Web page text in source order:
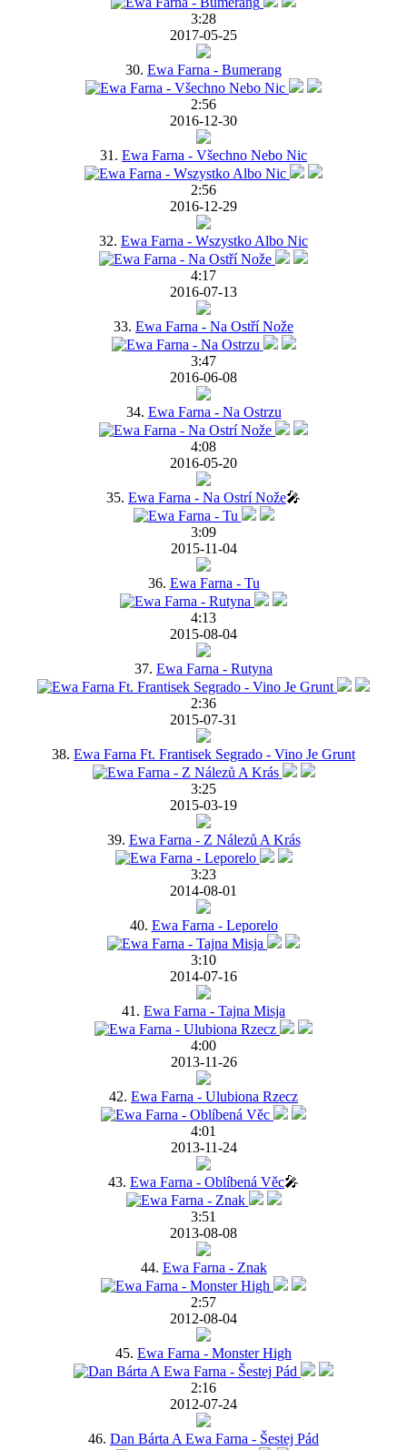
3:28
2017-05-25
30. Ewa Farna - Bumerang
2:56
2016-12-30
31. Ewa Farna - Všechno Nebo Nic
2:56
2016-12-29
32. Ewa Farna - Wszystko Albo Nic
4:17
2016-07-13
33. Ewa Farna - Na Ostří Nože
3:47
2016-06-08
34. Ewa Farna - Na Ostrzu
4:08
2016-05-20
35. Ewa Farna - Na Ostrí Nože🎤
3:09
2015-11-04
36. Ewa Farna - Tu
4:13
2015-08-04
37. Ewa Farna - Rutyna
2:36
2015-07-31
38. Ewa Farna Ft. Frantisek Segrado - Vino Je Grunt
3:25
2015-03-19
39. Ewa Farna - Z Nálezů A Krás
3:23
2014-08-01
40. Ewa Farna - Leporelo
3:10
2014-07-16
41. Ewa Farna - Tajna Misja
4:00
2013-11-26
42. Ewa Farna - Ulubiona Rzecz
4:01
2013-11-24
43. Ewa Farna - Oblíbená Věc🎤
3:51
2013-08-08
44. Ewa Farna - Znak
2:57
2012-08-04
45. Ewa Farna - Monster High
2:16
2012-07-24
46. Dan Bárta A Ewa Farna - Šestej Pád